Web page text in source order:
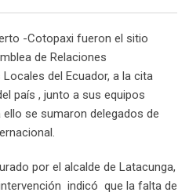
-Cotopaxi fueron el sitio
de Relaciones
del Ecuador, a la cita
país , junto a sus equipos
se sumaron delegados de
por el alcalde de Latacunga,
indicó que la falta de